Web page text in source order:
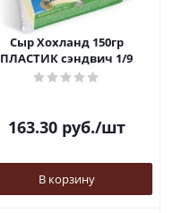
Сыр Хохланд 150гр
ПЛАСТИК сэндвич 1/9
163.30руб./шт
В корзину